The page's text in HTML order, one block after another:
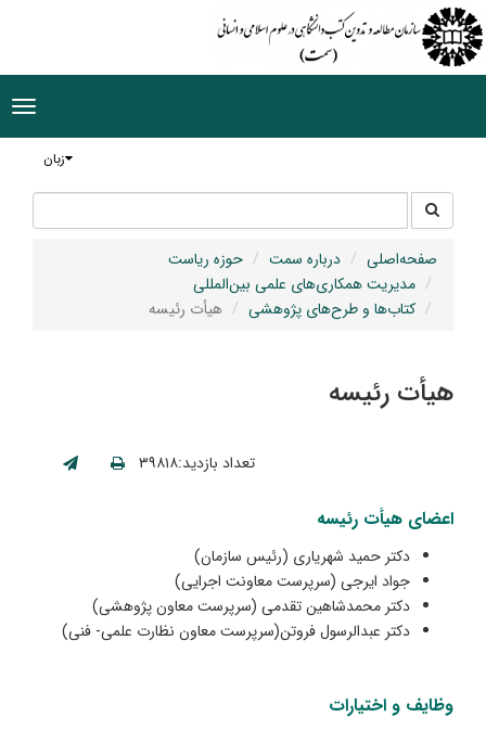
زبان
جستجو
در
سایت
صفحه‌اصلی درباره سمت
حوزه ریاست
مدیریت همکاری‌های علمی بین‌المللی
کتاب‌ها و طرح‌های پژوهشی
هیأت رئیسه
هیأت رئیسه
تعداد بازدید:۳۹۸۱۸
اعضای هیأت رئیسه
دکتر حمید شهریاری (رئیس سازمان)
جواد ایرجی (سرپرست معاونت اجرایی)
دکتر محمدشاهین تقدمی (سرپرست معاون پژوهشی)
دکتر عبدالرسول فروتن(سرپرست معاون نظارت علمی- فنی)
وظایف و اختیارات